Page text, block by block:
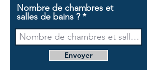
Nombre de chambres et
salles de bains ?
Envoyer